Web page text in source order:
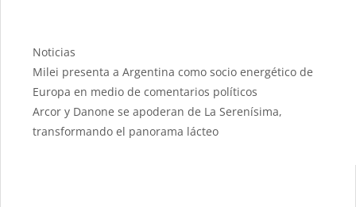
Categories
Noticias
Milei presenta a Argentina como socio energético de
Europa en medio de comentarios políticos
Arcor y Danone se apoderan de La Serenísima,
transformando el panorama lácteo